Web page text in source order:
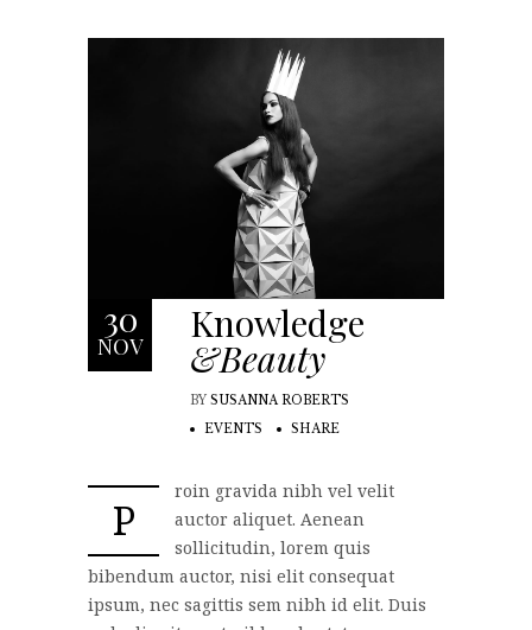
30
NOV Knowledge
&Beauty
BY SUSANNA ROBERTS
EVENTS
SHARE
P
roin gravida nibh vel velit
auctor aliquet. Aenean
sollicitudin, lorem quis
bibendum auctor, nisi elit consequat
ipsum, nec sagittis sem nibh id elit. Duis